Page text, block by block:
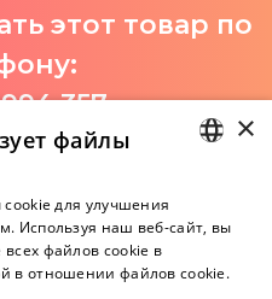
этот товар по
357
18:00
отзывов
RUSSIAN
×
файлы
cookie для улучшения
Используя наш веб-сайт, вы
файлов cookie в
в ​​отношении файлов cookie.